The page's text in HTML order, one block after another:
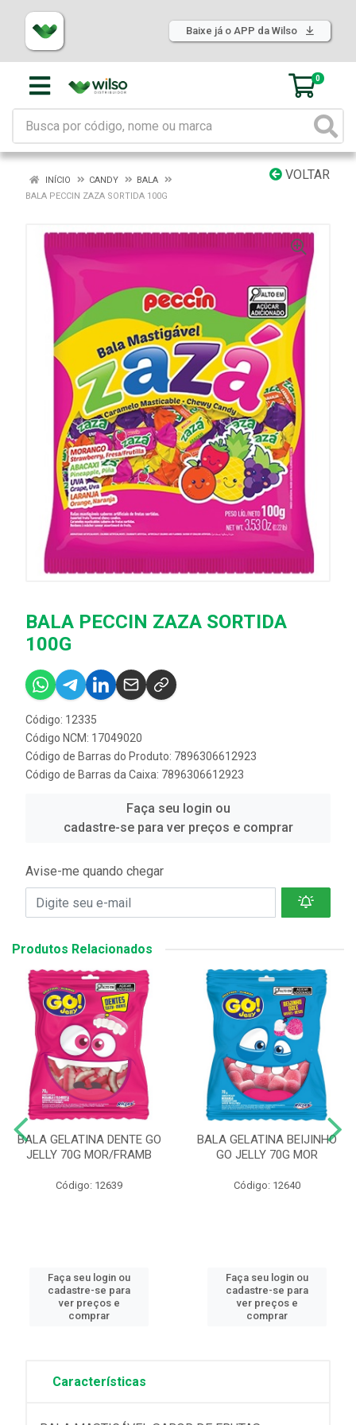
Baixe já o APP da Wilso
0
VOLTAR
INÍCIO CANDY
BALA
BALA PECCIN ZAZA SORTIDA 100G
BALA PECCIN ZAZA SORTIDA
100G
Código: 12335
Código NCM: 17049020
Código de Barras do Produto: 7896306612923
Código de Barras da Caixa: 7896306612923
Faça seu login ou
cadastre-se para ver preços e comprar
Avise-me quando chegar
Produtos Relacionados
BALA GELATINA DENTE GO
JELLY 70G MOR/FRAMB
Código: 12639
Faça seu login ou
cadastre-se para
ver preços e
comprar
BALA GELATINA BEIJINHO
GO JELLY 70G MOR
Código: 12640
Faça seu login ou
cadastre-se para
ver preços e
comprar
Características